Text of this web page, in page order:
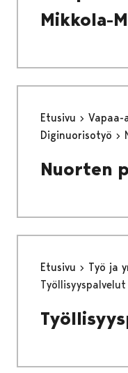
Mikkola-
Etusivu Vapaa-
Diginuorisotyö
Nuorten
Etusivu
Työ ja
Työllisyyspalvelut